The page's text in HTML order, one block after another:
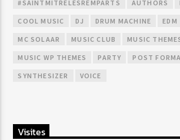
#SAINTMITRELESREMPARTS AUTHORS
COOL MUSIC DJ DRUM MACHINE EDM
MC SOLAAR MUSIC CLUB MUSIC
MUSIC WP THEMES PARTY POST
SYNTHESIZER VOICE
Visites